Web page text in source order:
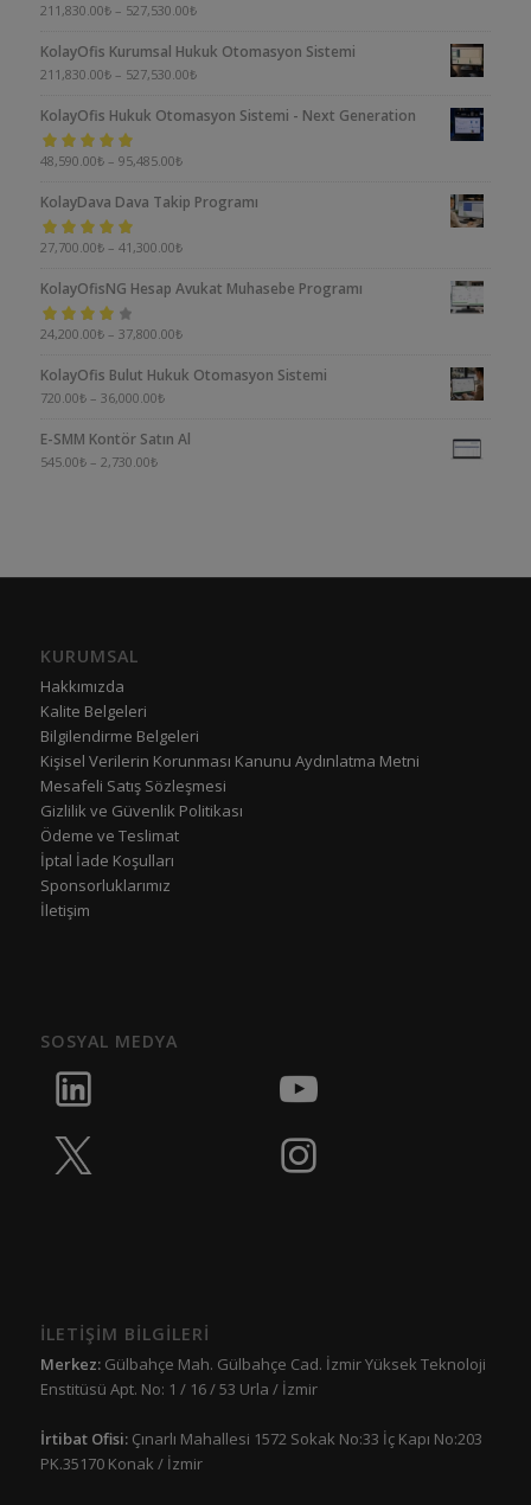
5 üzerinden
211,830.00₺ – 527,530.00₺
KolayOfis Kurumsal Hukuk Otomasyon Sistemi
211,830.00₺ – 527,530.00₺
KolayOfis Hukuk Otomasyon Sistemi - Next Generation
5 üzerinden
48,590.00₺ – 95,485.00₺
KolayDava Dava Takip Programı
5 üzerinden
27,700.00₺ – 41,300.00₺
KolayOfisNG Hesap Avukat Muhasebe Programı
5
4.00oy aldı
24,200.00₺ – 37,800.00₺
KolayOfis Bulut Hukuk Otomasyon Sistemi
720.00₺ – 36,000.00₺
E-SMM Kontör Satın Al
545.00₺ – 2,730.00₺
KURUMSAL
Hakkımızda
Kalite Belgeleri
Bilgilendirme Belgeleri
Kişisel Verilerin Korunması Kanunu Aydınlatma Metni
Mesafeli Satış Sözleşmesi
Gizlilik ve Güvenlik Politikası
Ödeme ve Teslimat
İptal İade Koşulları
Sponsorluklarımız
İletişim
SOSYAL MEDYA
İLETİŞİM BİLGİLERİ
Merkez:Gülbahçe Mah. Gülbahçe Cad. İzmir Yüksek Teknoloji
Enstitüsü Apt. No: 1 / 16 / 53 Urla / İzmir
İrtibat Ofisi: Çınarlı Mahallesi 1572 Sokak No:33 İç Kapı No:203
PK.35170 Konak / İzmir